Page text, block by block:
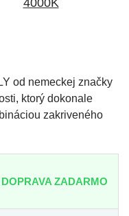
od nemeckej značky
ktorý dokonale
zakriveného
DOPRAVA ZADARMO